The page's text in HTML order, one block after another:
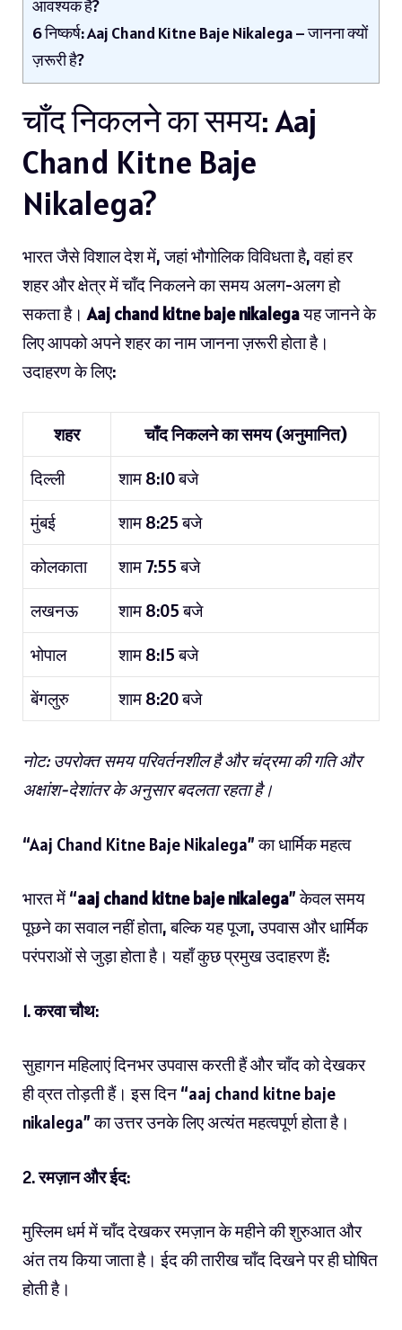
आवश्यक है?
6निष्कर्ष: Aaj Chand Kitne Baje Nikalega – जानना क्यों
ज़रूरी है?
चाँद निकलने का समय: Aaj
Chand Kitne Baje
Nikalega?
भारत जैसे विशाल देश में, जहां भौगोलिक विविधता है, वहां हर
शहर और क्षेत्र में चाँद निकलने का समय अलग-अलग हो
सकता है।Aaj chand kitne baje nikalegaयह जानने के
लिए आपको अपने शहर का नाम जानना ज़रूरी होता है।
उदाहरण के लिए:
शहर चाँद निकलने का समय (अनुमानित)
दिल्ली शाम 8:10 बजे
मुंबई शाम 8:25 बजे
कोलकाता शाम 7:55 बजे
लखनऊ शाम 8:05 बजे
भोपाल शाम 8:15 बजे
बेंगलुरु शाम 8:20 बजे
नोट: उपरोक्त समय परिवर्तनशील है और चंद्रमा की गति और
अक्षांश-देशांतर के अनुसार बदलता रहता है।
“Aaj Chand Kitne Baje Nikalega” का धार्मिक महत्व
भारत में “aaj chand kitne baje nikalega” केवल समय
पूछने का सवाल नहीं होता, बल्कि यह पूजा, उपवास और धार्मिक
परंपराओं से जुड़ा होता है। यहाँ कुछ प्रमुख उदाहरण हैं:
1.करवा चौथ:
सुहागन महिलाएं दिनभर उपवास करती हैं और चाँद को देखकर
ही व्रत तोड़ती हैं। इस दिन “aaj chand kitne baje
nikalega” का उत्तर उनके लिए अत्यंत महत्वपूर्ण होता है।
2.रमज़ान और ईद:
मुस्लिम धर्म में चाँद देखकर रमज़ान के महीने की शुरुआत और
अंत तय किया जाता है। ईद की तारीख चाँद दिखने पर ही घोषित
होती है।